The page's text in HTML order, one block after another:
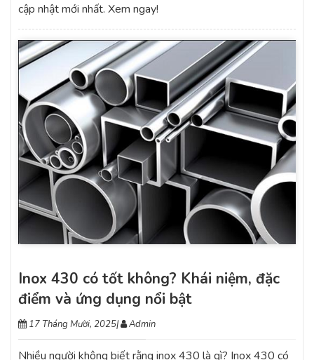
cập nhật mới nhất. Xem ngay!
Inox 430 có tốt không? Khái niệm, đặc
điểm và ứng dụng nổi bật
17 Tháng Mười, 2025| Admin
Nhiều người không biết rằng inox 430 là gì? Inox 430 có